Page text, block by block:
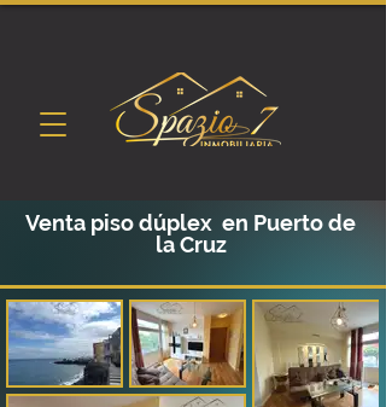
Venta piso dúplex en Puerto de
la Cruz